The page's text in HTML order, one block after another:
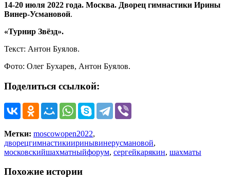
14-20 июля 2022 года. Москва. Дворец гимнастики Ирины
Винер-Усмановой.
«Турнир Звёзд».
Текст: Антон Буялов.
Фото: Олег Бухарев, Антон Буялов.
Поделиться ссылкой:
Метки: moscowopen2022,
дворецгимнастикииринывинерусмановой,
московскийшахматныйфорум, сергейкарякин, шахматы
Похожие истории